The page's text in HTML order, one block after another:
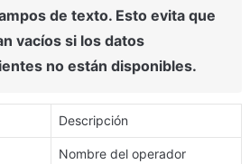
de texto. Esto evita que
vacíos si los datos
no están disponibles.
Descripción
Nombre del operador